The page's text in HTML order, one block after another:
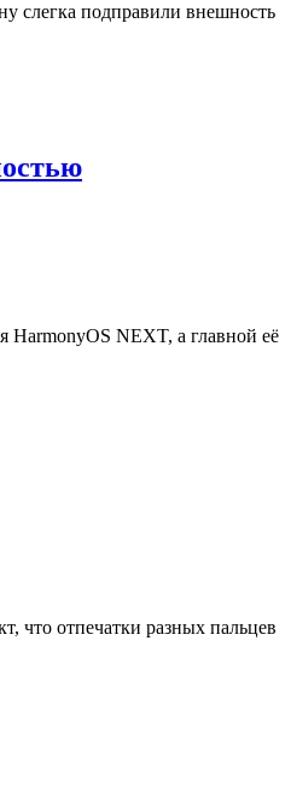
слегка подправили внешность
HarmonyOS NEXT, а главной её
что отпечатки разных пальцев